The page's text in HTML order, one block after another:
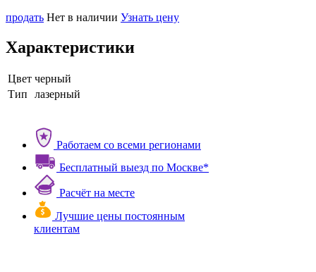
продать Нет в наличии Узнать цену
Характеристики
Цвет черный
Тип
лазерный
Работаем со всеми регионами
Бесплатный выезд по Москве*
Расчёт на месте
Лучшие цены постоянным
клиентам